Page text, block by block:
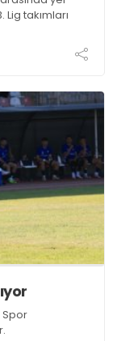
Lig takımları
Spor